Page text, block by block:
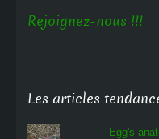
Rejoignez-nous !!!
Les articles
Egg's